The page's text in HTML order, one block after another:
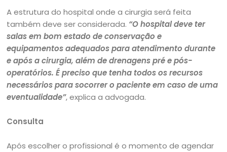
A estrutura do hospital onde a cirurgia será feita
também deve ser considerada. “O hospital deve ter
salas em bom estado de conservação e
equipamentos adequados para atendimento durante
e após a cirurgia, além de drenagens pré e pós-
operatórios. É preciso que tenha todos os recursos
necessários para socorrer o paciente em caso de uma
eventualidade”, explica a advogada.
Consulta
Após escolher o profissional é o momento de agendar